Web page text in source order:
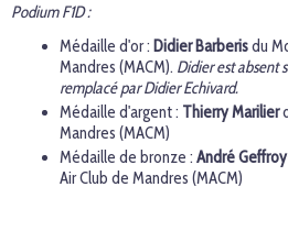
Podium F1D :
Médaille d'or : Didier Barberisdu
Mandres (MACM). Didier est absent
remplacé par Didier Echivard.
Médaille d'argent : Thierry Marilier
Mandres (MACM)
Médaille de bronze : André
Air Club de Mandres (MACM)